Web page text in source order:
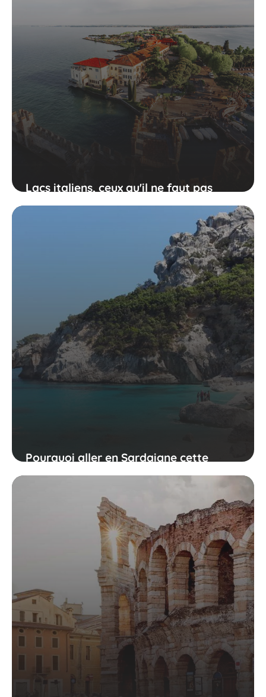
Lacs italiens, ceux qu'il ne faut pas
rater lors de votre visite !
Pourquoi aller en Sardaigne cette
année ?